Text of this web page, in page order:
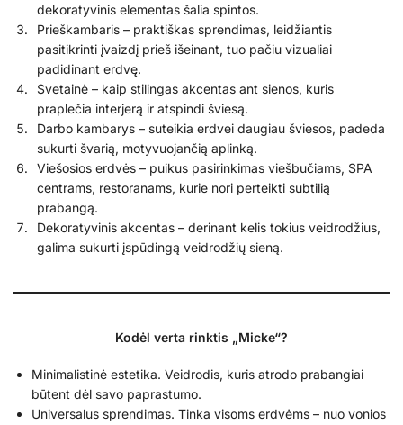
dekoratyvinis elementas šalia spintos.
Prieškambaris – praktiškas sprendimas, leidžiantis
pasitikrinti įvaizdį prieš išeinant, tuo pačiu vizualiai
padidinant erdvę.
Svetainė – kaip stilingas akcentas ant sienos, kuris
praplečia interjerą ir atspindi šviesą.
Darbo kambarys – suteikia erdvei daugiau šviesos, padeda
sukurti švarią, motyvuojančią aplinką.
Viešosios erdvės – puikus pasirinkimas viešbučiams, SPA
centrams, restoranams, kurie nori perteikti subtilią
prabangą.
Dekoratyvinis akcentas – derinant kelis tokius veidrodžius,
galima sukurti įspūdingą veidrodžių sieną.
Kodėl verta rinktis „Micke“?
Minimalistinė estetika. Veidrodis, kuris atrodo prabangiai
būtent dėl savo paprastumo.
Universalus sprendimas. Tinka visoms erdvėms – nuo vonios